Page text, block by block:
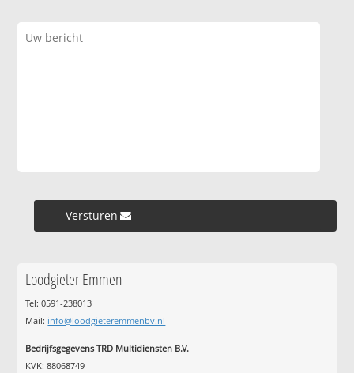
Versturen »
Loodgieter Emmen
Tel: 0591-238013
Mail: info@loodgieteremmenbv.nl
Bedrijfsgegevens TRD Multidiensten B.V.
KVK: 88068749